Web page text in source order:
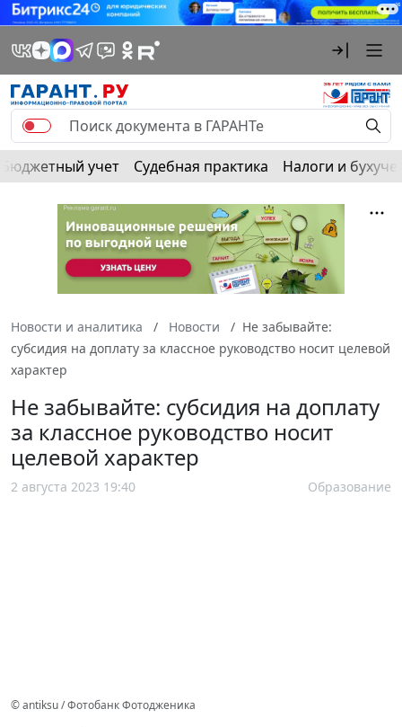
Бюджетный учет Судебная практика Налоги и
Новости и аналитика Новости
Не забывайте:
субсидия на доплату за классное руководство носит целевой
характер
Не забывайте: субсидия на доплату
за классное руководство носит
целевой характер
2 августа 2023 19:40 Образование
© antiksu / Фотобанк Фотодженика